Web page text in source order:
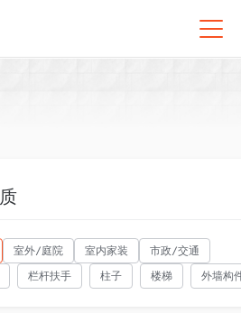
室外/庭院 室内家装 市政/交通
栏杆扶手 柱子 楼梯 外墙构